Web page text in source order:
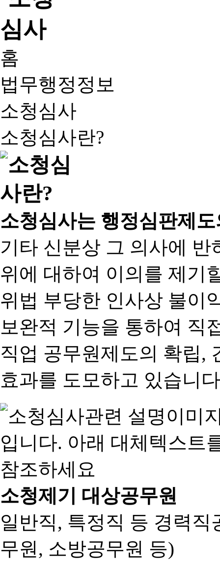
홈
법무행정정보
소청심사
소청심사란?
소청심사는 행정심판제
기타 신분상 그 의사에
위에 대하여 이의를 제기
위법 부당한 인사상 불이
보완적 기능을 통하여 직
직업 공무원제도의 확립,
효과를 도모하고 있습니
소청제기 대상공무원
일반직, 특정직 등 경력
무원, 소방공무원 등)